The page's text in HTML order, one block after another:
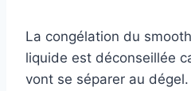
La congélation du
liquide est déconseillée
vont se séparer au